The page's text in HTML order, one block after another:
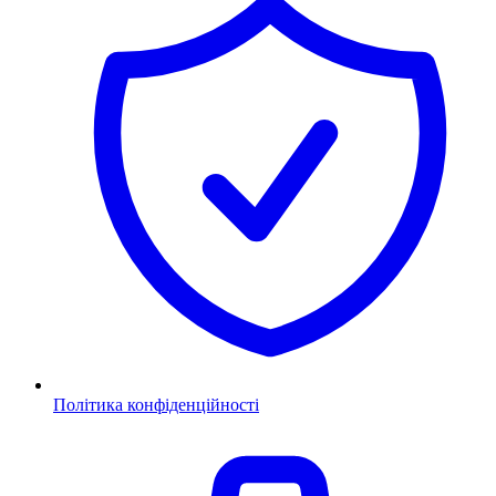
Політика конфіденційності